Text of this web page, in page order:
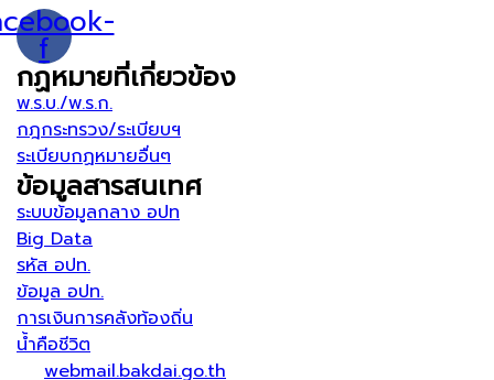
f
กฏหมายที่เกี่ยวข้อง
พ.ร.บ./พ.ร.ก.
กฎกระทรวง/ระเบียบฯ
ระเบียบกฏหมายอื่นๆ
ข้อมูลสารสนเทศ
ระบบข้อมูลกลาง อปท
Big Data
รหัส อปท.
ข้อมูล อปท.
การเงินการคลังท้องถิ่น
น้ำคือชีวิต
webmail.bakdai.go.th